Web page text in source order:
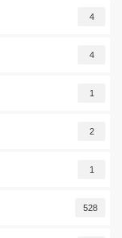
4
4
1
2
1
528